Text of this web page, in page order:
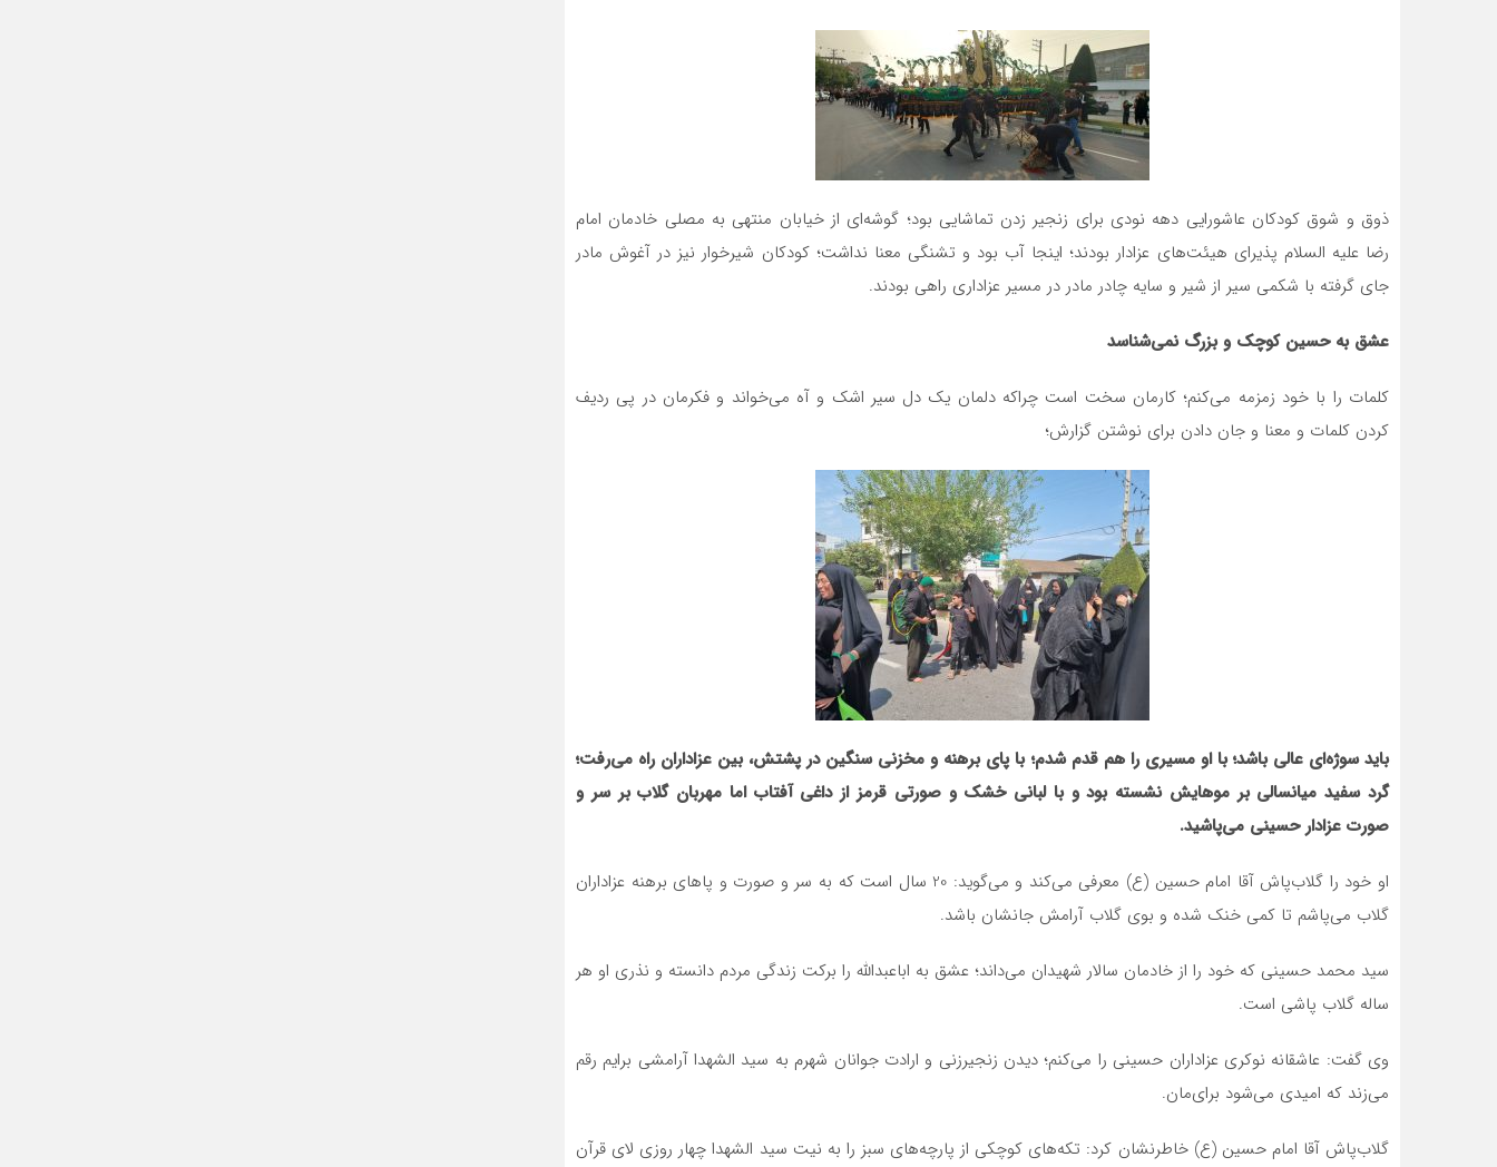
ذوق و شوق کودکان عاشورایی دهه نودی برای زنجیر زدن تماشایی بود؛ گوشه‌ای از خیابان منتهی به مصلی خادمان امام
رضا علیه السلام پذیرای هیئت‌های عزادار بودند؛ اینجا آب بود و تشنگی معنا نداشت؛ کودکان شیرخوار نیز در آغوش مادر
جای گرفته با شکمی سیر از شیر و سایه چادر مادر در مسیر عزاداری راهی بودند.
عشق به حسین کوچک و بزرگ نمی‌شناسد
کلمات را با خود زمزمه می‌کنم؛ کارمان سخت است چراکه دلمان یک دل سیر اشک و آه می‌خواند و فکرمان در پی ردیف
کردن کلمات و معنا و جان دادن برای نوشتن گزارش؛
باید سوژه‌ای عالی باشد؛ با او مسیری را هم قدم شدم؛ با پای برهنه و مخزنی سنگین در پشتش، بین عزاداران راه می‌رفت؛
گرد سفید میانسالی بر موهایش نشسته بود و با لبانی خشک و صورتی قرمز از داغی آفتاب اما مهربان گلاب بر سر و
صورت عزادار حسینی می‌پاشید.
او خود را گلاب‌پاش آقا امام حسین (ع) معرفی می‌کند و می‌گوید: 20 سال است که به سر و صورت و پاهای برهنه عزاداران
گلاب می‌پاشم تا کمی خنک شده و بوی گلاب آرامش جانشان باشد.
سید محمد حسینی که خود را از خادمان سالار شهیدان می‌داند؛ عشق به اباعبدالله را برکت زندگی مردم دانسته و نذری او هر
ساله گلاب پاشی است.
وی گفت: عاشقانه نوکری عزاداران حسینی را می‌کنم؛ دیدن زنجیرزنی و ارادت جوانان شهرم به سید الشهدا آرامشی برایم رقم
می‌زند که امیدی می‌شود برای‌مان.
گلاب‌پاش آقا امام حسین (ع) خاطرنشان کرد: تکه‌های کوچکی از پارچه‌های سبز را به نیت سید الشهدا چهار روزی لای قرآن